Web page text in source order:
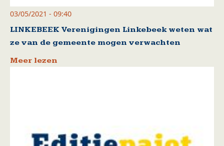
03/05/2021 - 09:40
LINKEBEEK Verenigingen Linkebeek weten wat
ze van de gemeente mogen verwachten
Meer lezen